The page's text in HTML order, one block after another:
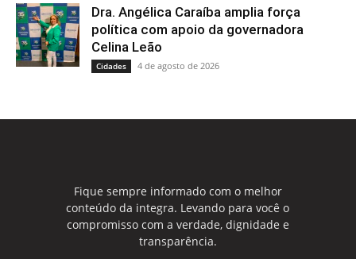
Dra. Angélica Caraíba amplia força
política com apoio da governadora
Celina Leão
Cidades 4 de agosto de 2026
Fique sempre informado com o melhor
conteúdo da integra. Levando para você o
compromisso com a verdade, dignidade e
transparência.